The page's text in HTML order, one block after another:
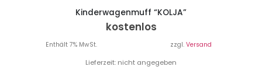
Kinderwagenmuff “KOLJA”
kostenlos
Enthält 7% MwSt. zzgl. Versand
Lieferzeit: nicht angegeben